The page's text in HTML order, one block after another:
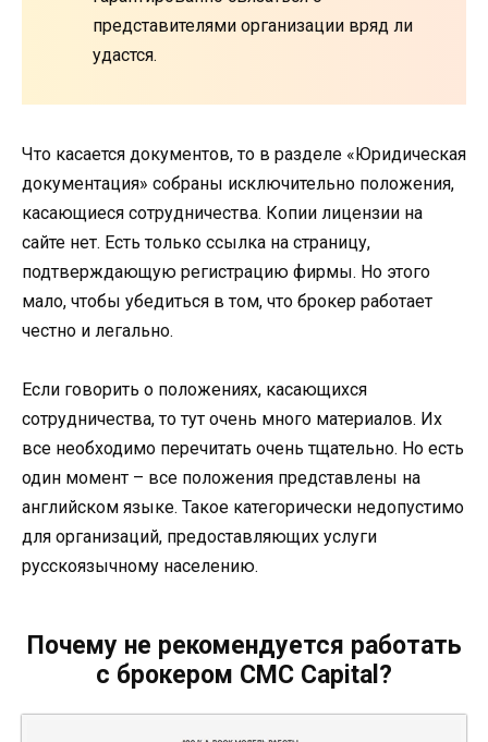
представителями организации вряд ли
удастся.
Что касается документов, то в разделе «Юридическая
документация» собраны исключительно положения,
касающиеся сотрудничества. Копии лицензии на
сайте нет. Есть только ссылка на страницу,
подтверждающую регистрацию фирмы. Но этого
мало, чтобы убедиться в том, что брокер работает
честно и легально.
Если говорить о положениях, касающихся
сотрудничества, то тут очень много материалов. Их
все необходимо перечитать очень тщательно. Но есть
один момент – все положения представлены на
английском языке. Такое категорически недопустимо
для организаций, предоставляющих услуги
русскоязычному населению.
Почему не рекомендуется работать
с брокером CMC Capital?